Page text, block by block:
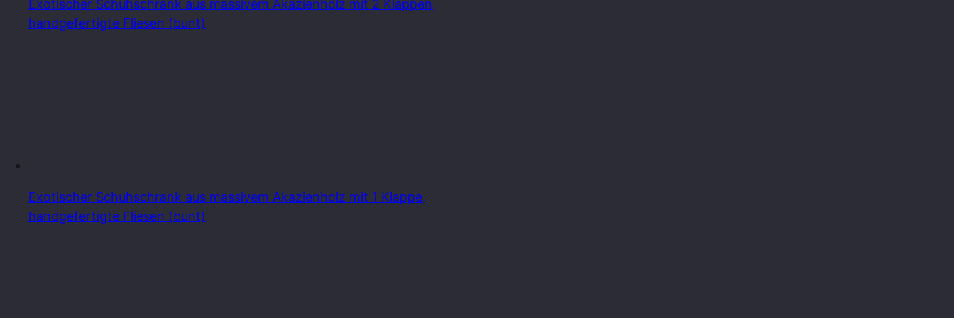
Exotischer Schuhschrank aus massivem Akazienholz mit 2 Klappen,
handgefertigte Fliesen (bunt)
Exotischer Schuhschrank aus massivem Akazienholz mit 1 Klappe,
handgefertigte Fliesen (bunt)